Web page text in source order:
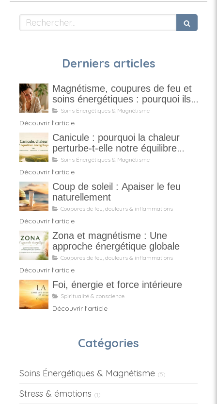
Rechercher
Derniers articles
Magnétisme, coupures de feu et
soins énergétiques : pourquoi ils
ne sont pas magiques
Soins Énergétiques & Magnétisme
Découvrir l'article
Canicule : pourquoi la chaleur
perturbe-t-elle notre équilibre
énergétique ?
Soins Énergétiques & Magnétisme
Découvrir l'article
Coup de soleil : Apaiser le feu
naturellement
Coupures de feu, douleurs & inflammations
Découvrir l'article
Zona et magnétisme : Une
approche énergétique globale
Coupures de feu, douleurs & inflammations
Découvrir l'article
Foi, énergie et force intérieure
Spiritualité & conscience
Découvrir l'article
Catégories
Soins Énergétiques & Magnétisme (5)
Stress & émotions (1)